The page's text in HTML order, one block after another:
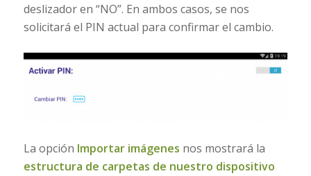
deslizador en “NO”. En ambos casos, se nos
solicitará el PIN actual para confirmar el cambio.
La opción Importar imágenes nos mostrará la
estructura de carpetas de nuestro dispositivo